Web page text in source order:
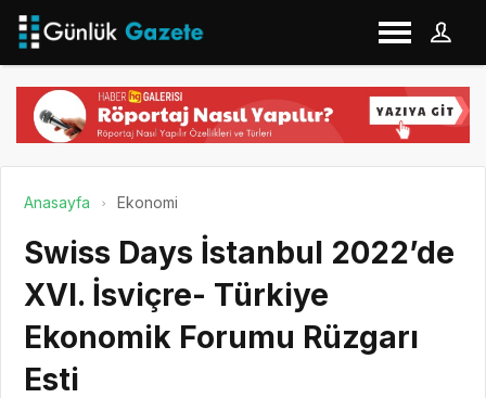
Anasayfa Ekonomi
Swiss Days İstanbul 2022’de
XVI. İsviçre- Türkiye
Ekonomik Forumu Rüzgarı
Esti